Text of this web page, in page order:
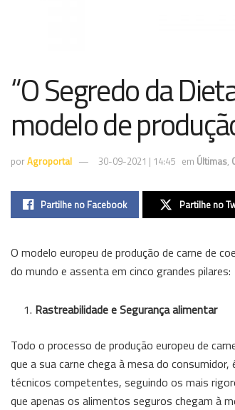
“O Segredo da
modelo de
porAgroportal 30-09-2021 | 14:45 em Últimas,
Partilhe no Facebook Partilhe no
O modelo europeu de produção de carne de
do mundo e assenta em cinco grandes pilares:
Rastreabilidade e Segurança alimentar
Todo o processo de produção europeu de
que a sua carne chega à mesa do
técnicos competentes, seguindo os mais
que apenas os alimentos seguros chegam à